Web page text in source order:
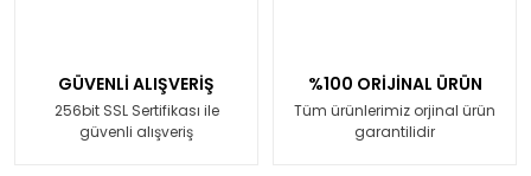
GÜVENLİ ALIŞVERİŞ
256bit SSL Sertifikası ile
güvenli alışveriş
%100 ORİJİNAL ÜRÜN
Tüm ürünlerimiz orjinal ürün
garantilidir